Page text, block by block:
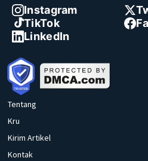
Instagram
TikTok
LinkedIn
Tentang
Kru
Kirim Artikel
Kontak